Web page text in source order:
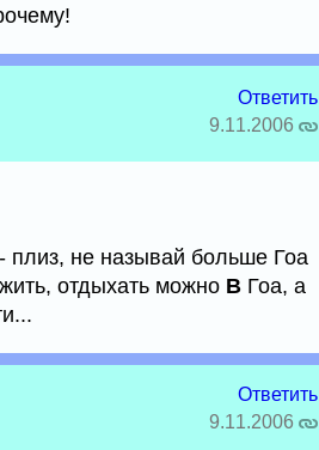
Ответить
9.11.2006
плиз, не называй больше Гоа
отдыхать можно В Гоа, а
Ответить
9.11.2006